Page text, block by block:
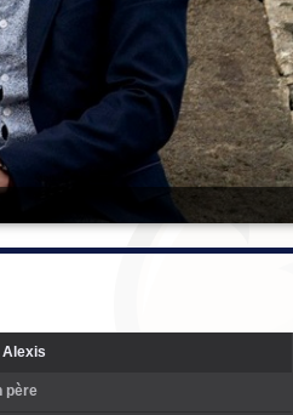
Alexis
père